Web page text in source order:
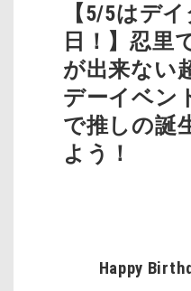
【5/5はデ
日！】忍里
が出来ない
デーイベン
で推しの誕
よう！
Happy